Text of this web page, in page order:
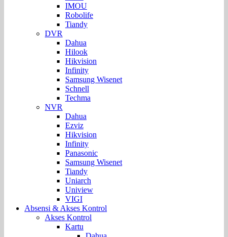
IMOU
Robolife
Tiandy
DVR
Dahua
Hilook
Hikvision
Infinity
Samsung Wisenet
Schnell
Techma
NVR
Dahua
Ezviz
Hikvision
Infinity
Panasonic
Samsung Wisenet
Tiandy
Uniarch
Uniview
VIGI
Absensi & Akses Kontrol
Akses Kontrol
Kartu